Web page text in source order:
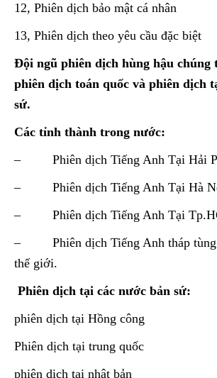
12, Phiên dịch bảo mật cá nhân
13, Phiên dịch theo yêu cầu đặc biệt
Đội ngũ phiên dịch hùng hậu chúng
phiên dịch toán quốc và phiên dịch
sứ.
Các tỉnh thành trong nước:
– Phiên dịch Tiếng Anh Tại Hải
– Phiên dịch Tiếng Anh Tại Hà
– Phiên dịch Tiếng Anh Tại
– Phiên dịch Tiếng Anh tháp tùng
thế giới.
Phiên dịch tại các nước bản sứ:
phiên dịch tại Hồng công
Phiên dịch tại trung quốc
phiên dịch tại nhật bản